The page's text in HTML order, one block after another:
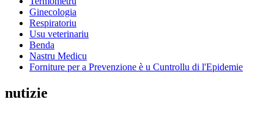
Ginecologia
Respiratoriu
Usu veterinariu
Benda
Nastru Medicu
Forniture per a Prevenzione è u Cuntrollu di l'Epidemie
nutizie